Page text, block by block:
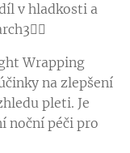
v hladkosti a
Wrapping
na zlepšení
pleti. Je
noční péči pro